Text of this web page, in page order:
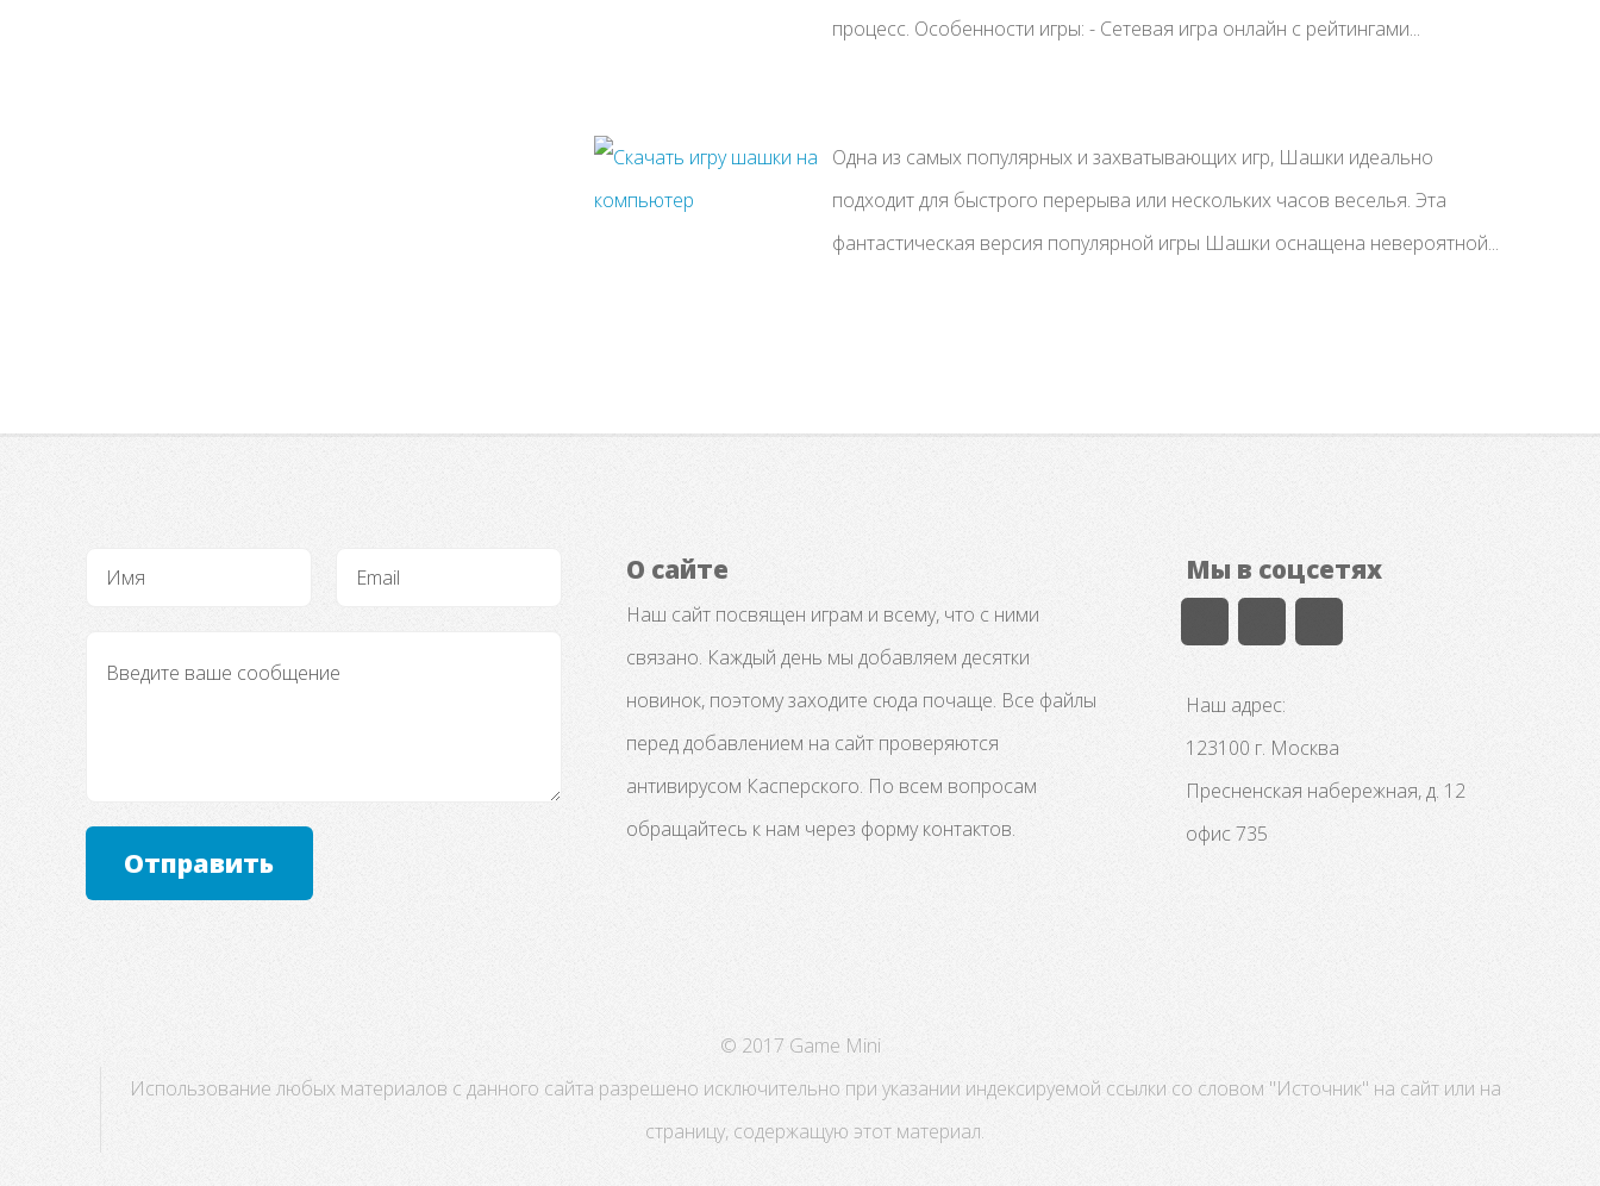
процесс. Особенности игры: - Сетевая игра онлайн с рейтингами...
Одна из самых популярных и захватывающих игр, Шашки идеально
подходит для быстрого перерыва или нескольких часов веселья. Эта
фантастическая версия популярной игры Шашки оснащена невероятной...
Отправить
О сайте
Наш сайт посвящен играм и всему, что с ними
связано. Каждый день мы добавляем десятки
новинок, поэтому заходите сюда почаще. Все файлы
перед добавлением на сайт проверяются
антивирусом Касперского. По всем вопросам
обращайтесь к нам через форму контактов.
Мы в соцсетях
Наш адрес:
123100 г. Москва
Пресненская набережная, д. 12
офис 735
© 2017 Game Mini
Использование любых материалов с данного сайта разрешено исключительно при указании индексируемой ссылки со словом "Источник" на сайт или на
страницу, содержащую этот материал.